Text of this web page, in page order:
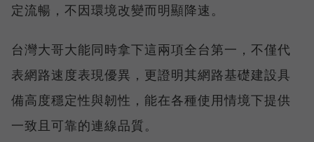
定流暢，不因環境改變而明顯降速。
台灣大哥大能同時拿下這兩項全台第一，不僅代
表網路速度表現優異，更證明其網路基礎建設具
備高度穩定性與韌性，能在各種使用情境下提供
一致且可靠的連線品質。